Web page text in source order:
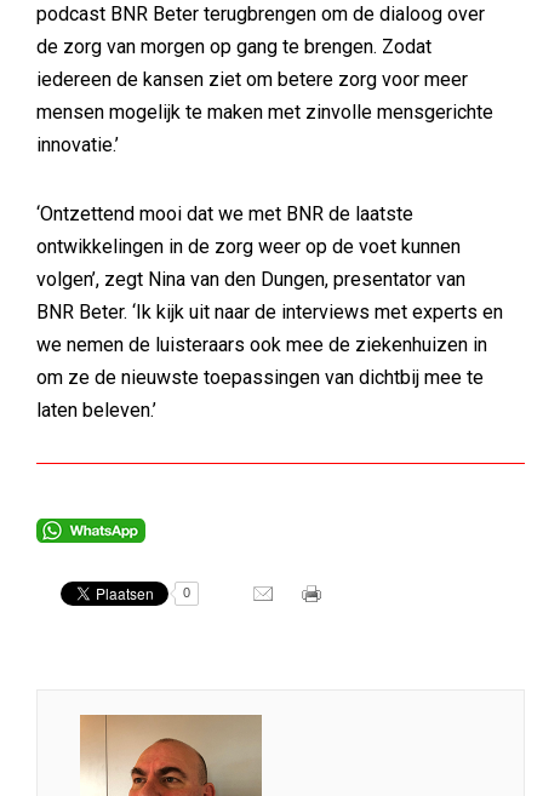
podcast BNR Beter terugbrengen om de dialoog over
de zorg van morgen op gang te brengen. Zodat
iedereen de kansen ziet om betere zorg voor meer
mensen mogelijk te maken met zinvolle mensgerichte
innovatie.’
‘Ontzettend mooi dat we met BNR de laatste
ontwikkelingen in de zorg weer op de voet kunnen
volgen’, zegt Nina van den Dungen, presentator van
BNR Beter. ‘Ik kijk uit naar de interviews met experts en
we nemen de luisteraars ook mee de ziekenhuizen in
om ze de nieuwste toepassingen van dichtbij mee te
laten beleven.’
0